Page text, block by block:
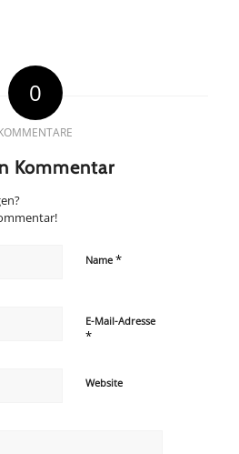
0
Kommentar
Name *
E-Mail-Adresse
*
Website